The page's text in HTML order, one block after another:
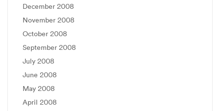
December 2008
November 2008
October 2008
September 2008
July 2008
June 2008
May 2008
April 2008